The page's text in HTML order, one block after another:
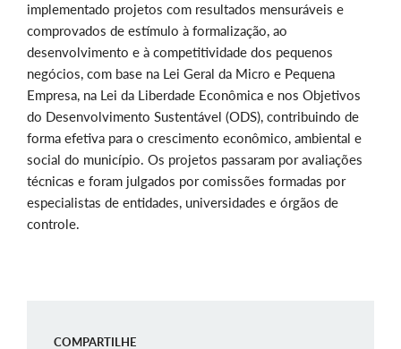
implementado projetos com resultados mensuráveis e
comprovados de estímulo à formalização, ao
desenvolvimento e à competitividade dos pequenos
negócios, com base na Lei Geral da Micro e Pequena
Empresa, na Lei da Liberdade Econômica e nos Objetivos
do Desenvolvimento Sustentável (ODS), contribuindo de
forma efetiva para o crescimento econômico, ambiental e
social do município. Os projetos passaram por avaliações
técnicas e foram julgados por comissões formadas por
especialistas de entidades, universidades e órgãos de
controle.
COMPARTILHE